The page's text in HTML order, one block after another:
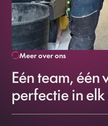
Meer over ons
Eén team,
perfectie in